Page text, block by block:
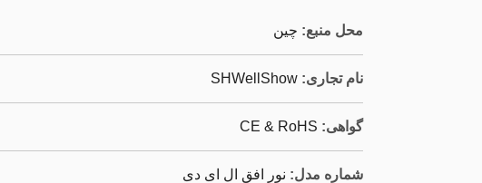
محل منبع: چین
نام تجاری: SHWellShow
گواهی: CE & RoHS
شماره مدل: نور افق ال ای دی